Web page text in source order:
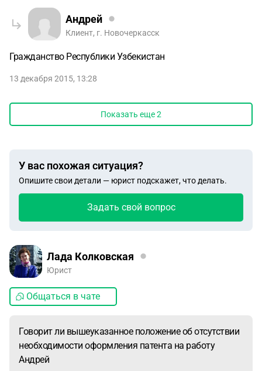
Андрей
Клиент, г. Новочеркасск
Гражданство Республики Узбекистан
13 декабря 2015, 13:28
Показать еще2
У вас похожая ситуация?
Опишите свои детали — юрист подскажет, что делать.
Задать свой вопрос
Лада Колковская
Юрист
Общаться в чате
Говорит ли вышеуказанное положение об отсутствии
необходимости оформления патента на работу
Андрей